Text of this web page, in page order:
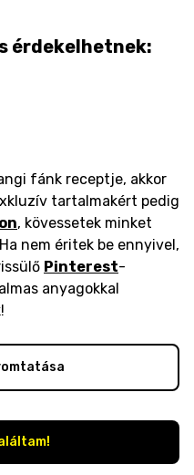
érdekelhetnek:
fánk receptje, akkor
tartalmakért pedig
, kövessetek minket
nem éritek be ennyivel,
Pinterest-
anyagokkal